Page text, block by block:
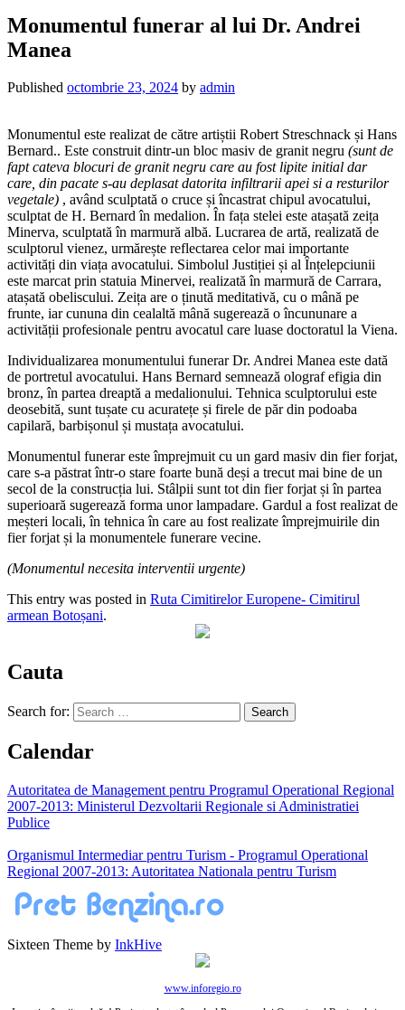
Monumentul funerar al lui Dr. Andrei
Manea
Published octombrie 23, 2024 by admin
Monumentul este realizat de către artiștii Robert Streschnack și Hans
Bernard.. Este construit dintr-un bloc masiv de granit negru (sunt de
fapt cateva blocuri de granit negru care au fost lipite initial dar
care, din pacate s-au deplasat datorita infiltrarii apei si a resturilor
vegetale) , având sculptată o cruce și încastrat chipul avocatului,
sculptat de H. Bernard în medalion. În fața stelei este atașată zeița
Minerva, sculptată în marmură albă. Lucrarea de artă, realizată de
sculptorul vienez, urmărește reflectarea celor mai importante
activități din viața avocatului. Simbolul Justiției și al Înțelepciunii
este marcat prin statuia Minervei, realizată în marmură de Carrara,
atașată obeliscului. Zeița are o ținută meditativă, cu o mână pe
frunte, iar cununa din cealaltă mână sugerează o încununare a
activității profesionale pentru avocatul care luase doctoratul la Viena.
Individualizarea monumentului funerar Dr. Andrei Manea este dată
de portretul avocatului. Hans Bernard semnează olograf efigia din
bronz, în partea dreaptă a medalionului. Tehnica sculptorului este
deosebită, sunt tușate cu acuratețe și firele de păr din podoaba
capilară, barbișonul și mustața avocatului.
Monumentul funerar este împrejmuit cu un gard masiv din fier forjat,
care s-a păstrat într-o stare foarte bună deși a trecut mai bine de un
secol de la construcția lui. Stâlpii sunt tot din fier forjat și în partea
superioară sugerează forma unor lampadare. Gardul a fost realizat de
meșteri locali, în tehnica în care au fost realizate împrejmuirile din
fier forjat și la monumentele funerare vecine.
(Monumentul necesita interventii urgente)
This entry was posted in Ruta Cimitirelor Europene- Cimitirul
armean Botoșani.
Cauta
Search for:
Calendar
Autoritatea de Management pentru Programul Operational Regional
2007-2013: Ministerul Dezvoltarii Regionale si Administratiei
Publice
Organismul Intermediar pentru Turism - Programul Operational
Regional 2007-2013: Autoritatea Nationala pentru Turism
Sixteen Theme by InkHive
www.inforegio.ro